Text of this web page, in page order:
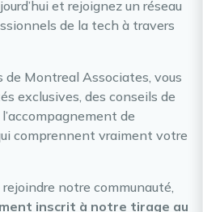
et rejoignez un réseau
de la tech à travers
de Montreal Associates, vous
exclusives, des conseils de
de
comprennent vraiment votre
notre communauté,
inscrit à notre tirage au